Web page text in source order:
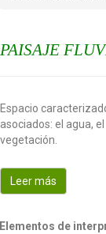
PAISAJE
Espacio
asociados: el agua,
vegetación.
Leer más
Elementos de